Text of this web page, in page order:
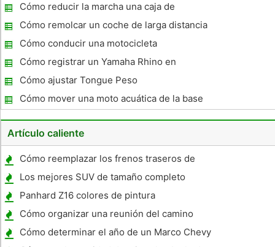
2001
Cómo reducir la marcha una caja de
cambios
Cómo remolcar un coche de larga distancia
Cómo conducir una motocicleta
Cómo registrar un Yamaha Rhino en
Pennsylvania
Cómo ajustar Tongue Peso
Cómo mover una moto acuática de la base
para un remolque
Artículo caliente
Cómo reemplazar los frenos traseros de
tambor en un Ford Taurus
Los mejores SUV de tamaño completo
Panhard Z16 colores de pintura
Cómo organizar una reunión del camino
Cómo determinar el año de un Marco Chevy